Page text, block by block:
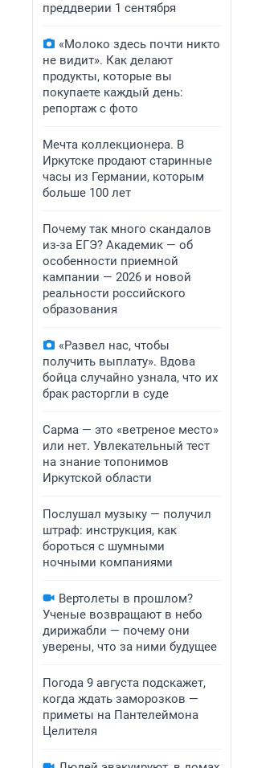
преддверии 1 сентября
«Молоко здесь почти никто
не видит». Как делают
продукты, которые вы
покупаете каждый день:
репортаж с фото
Мечта коллекционера. В
Иркутске продают старинные
часы из Германии, которым
больше 100 лет
Почему так много скандалов
из-за ЕГЭ? Академик — об
особенности приемной
кампании — 2026 и новой
реальности российского
образования
«Развел нас, чтобы
получить выплату». Вдова
бойца случайно узнала, что их
брак расторгли в суде
Сарма — это «ветреное место»
или нет. Увлекательный тест
на знание топонимов
Иркутской области
Послушал музыку — получил
штраф: инструкция, как
бороться с шумными
ночными компаниями
Вертолеты в прошлом?
Ученые возвращают в небо
дирижабли — почему они
уверены, что за ними будущее
Погода 9 августа подскажет,
когда ждать заморозков —
приметы на Пантелеймона
Целителя